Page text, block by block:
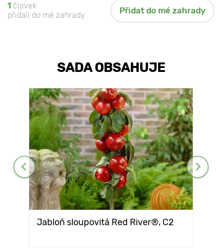
1 človek
přidali do mé zahrady
Přidat do mé zahrady
SADA OBSAHUJE
Jabloň sloupovitá Red River®, C2